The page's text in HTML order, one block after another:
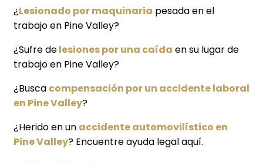
¿Lesionado por maquinaria pesada en el
trabajo en Pine Valley?
¿Sufre delesiones por una caída en su lugar de
trabajo en Pine Valley?
¿Busca compensación por un accidente laboral
en Pine Valley?
¿Herido en un accidente automovilístico en
Pine Valley? Encuentre ayuda legal aquí.